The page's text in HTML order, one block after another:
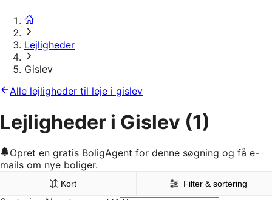
Lejligheder
Gislev
Alle lejligheder til leje i gislev
Lejligheder i Gislev (1)
Opret en gratis BoligAgent for denne søgning og få e-
mails om nye boliger.
Kort Filter & sortering